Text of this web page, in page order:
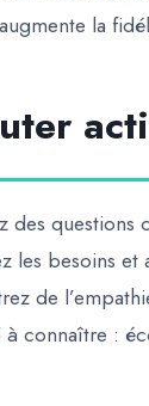
la
des questions
les besoins et
de
à connaître :